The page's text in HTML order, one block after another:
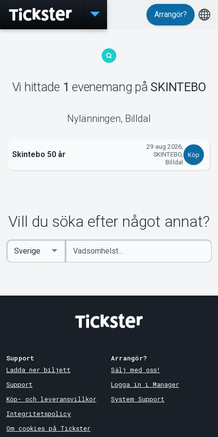
Evenemang
MyTickster
Om Tickster
Arrangör?
Vi hittade 1 evenemang på SKINTEBO
Nylänningen, Billdal
Skintebo 50 år
29 aug 2026,
SKINTEBO,
Billdal
Köp
Vill du söka efter något annat?
Ange
sökord
Select
Country
Support
Ladda ner biljett
Support
Köp- och leveransvillkor
Integritetspolicy
Om cookies på Tickster
Arrangör?
Sälj med oss!
Logga in i Manager
System Support